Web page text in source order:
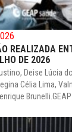
REALIZADA
DE 2026
Deise Lúcia
Célia Lima,